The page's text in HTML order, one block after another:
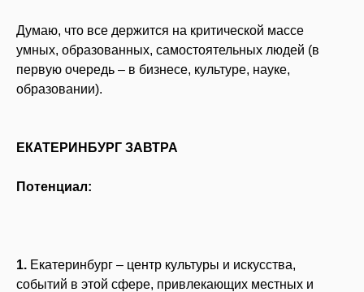
Думаю, что все держится на критической массе
умных, образованных, самостоятельных людей (в
первую очередь – в бизнесе, культуре, науке,
образовании).
ЕКАТЕРИНБУРГ ЗАВТРА
Потенциал:
1. Екатеринбург – центр культуры и искусства,
событий в этой сфере, привлекающих местных и